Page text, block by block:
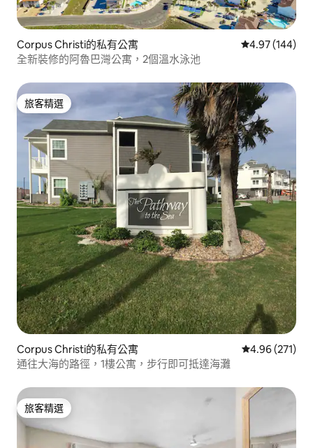
Corpus Christi的私有公寓 從 144 則評價
4.97 (144)
全新裝修的阿魯巴灣公寓，2個溫水泳池
旅客精選
旅客精選
Corpus Christi的私有公寓 從 271 則評價
4.96 (271)
通往大海的路徑，1樓公寓，步行即可抵達海灘
旅客精選
旅客精選